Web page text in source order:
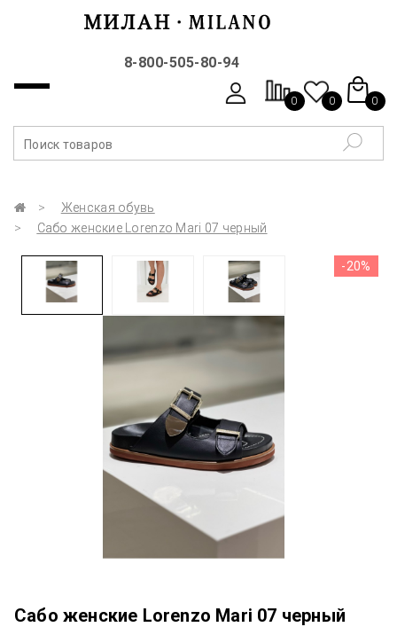
8-800-505-80-94
0 0 0
Женская обувь
Сабо женские Lorenzo Mari 07 черный
-20%
Сабо женские Lorenzo Mari 07 черный